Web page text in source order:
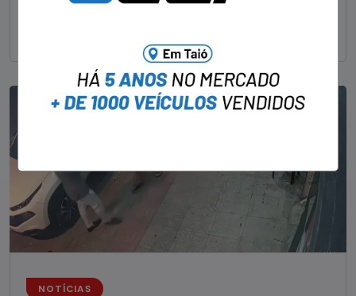
um delegado aposentado em um bar de Criciúma, no
NOTÍCIAS